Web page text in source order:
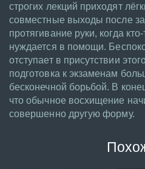
строгих лекций приходят
совместные выходы после
протягивание руки, когда
нуждается в помощи.
отступает в присутствии
подготовка к экзаменам
бесконечной борьбой. В
что обычное восхищение
совершенно другую форму.